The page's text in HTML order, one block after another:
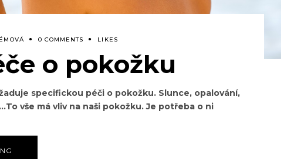
0 COMMENTS LIKES
o pokožku
specifickou péči o pokožku. Slunce, opalování,
vše má vliv na naši pokožku. Je potřeba o ni